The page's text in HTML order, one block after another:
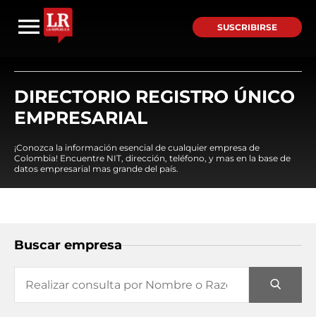
SUSCRIBIRSE
DIRECTORIO REGISTRO ÚNICO
EMPRESARIAL
¡Conozca la información esencial de cualquier empresa de
Colombia! Encuentre NIT, dirección, teléfono, y mas en la base de
datos empresarial mas grande del país.
Buscar empresa